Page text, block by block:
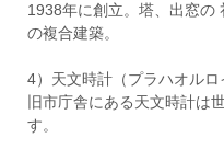
1938年に創立。塔、出窓の
の複合建築。
4）天文時計（プラハオルロ
旧市庁舎にある天文時計は
す。